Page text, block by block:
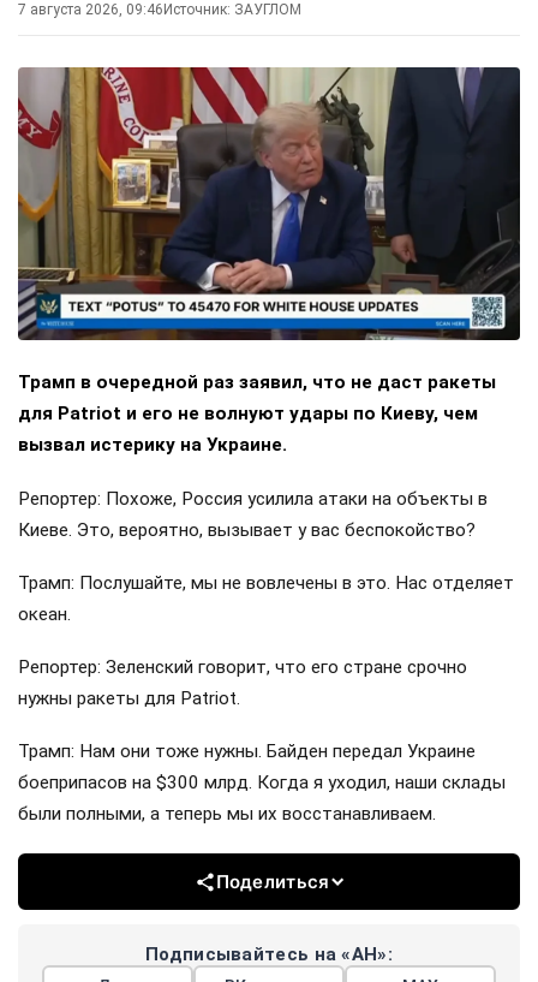
7 августа 2026, 09:46 Источник: ЗАУГЛОМ
Трамп в очередной раз заявил, что не даст ракеты
для Patriot и его не волнуют удары по Киеву, чем
вызвал истерику на Украине.
Репортер: Похоже, Россия усилила атаки на объекты в
Киеве. Это, вероятно, вызывает у вас беспокойство?
Трамп: Послушайте, мы не вовлечены в это. Нас отделяет
океан.
Репортер: Зеленский говорит, что его стране срочно
нужны ракеты для Patriot.
Трамп: Нам они тоже нужны. Байден передал Украине
боеприпасов на $300 млрд. Когда я уходил, наши склады
были полными, а теперь мы их восстанавливаем.
Поделиться
Подписывайтесь на «АН»: